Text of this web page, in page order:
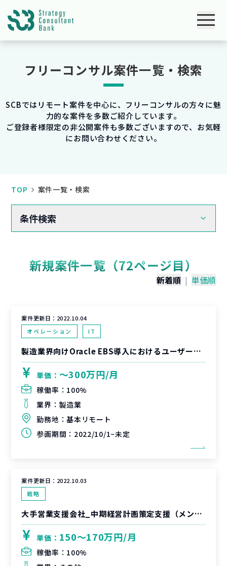
フリーコンサル案件一覧・検索
SCBではリモート案件を中心に、フリーコンサルの方々に魅
力的な案件を多数ご紹介しています。
ご登録者様限定の非公開案件も多数ございますので、お気軽
にお問い合わせください。
TOP 案件一覧・検索
条件検索
新規案件一覧（72ページ目）
新着順 | 単価順
案件更新日： 2022.10.04
オペレーション
IT
製造業界向けOracle EBS導入におけるユーザー側業務支援
単価： 〜300万円/月
稼働率： 100%
業界： 製造業
勤務地：基本リモート
参画期間： 2022/10/1~未定
案件更新日： 2022.10.03
戦略
大手営業支援会社_中期経営計画策定支援（メンバーポジション）
単価： 150〜170万円/月
稼働率： 100%